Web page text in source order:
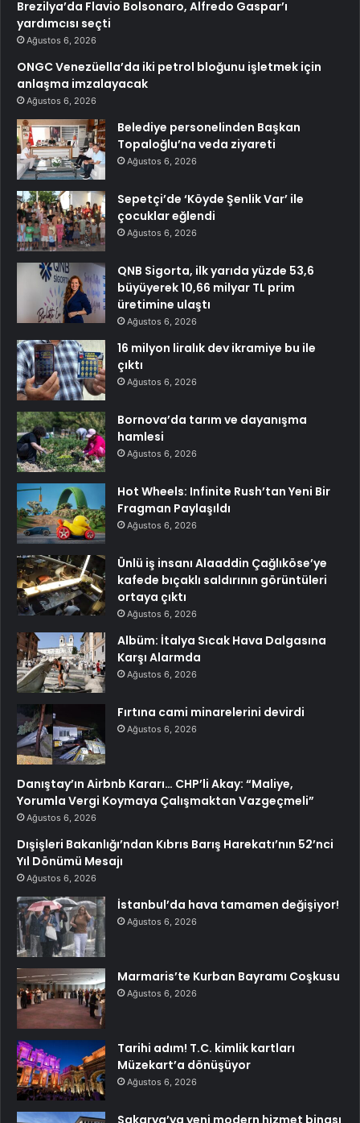
Brezilya’da Flavio Bolsonaro, Alfredo Gaspar’ı
yardımcısı seçti
Ağustos 6, 2026
ONGC Venezüella’da iki petrol bloğunu işletmek için
anlaşma imzalayacak
Ağustos 6, 2026
Belediye personelinden Başkan
Topaloğlu’na veda ziyareti
Ağustos 6, 2026
Sepetçi’de ‘Köyde Şenlik Var’ ile
çocuklar eğlendi
Ağustos 6, 2026
QNB Sigorta, ilk yarıda yüzde 53,6
büyüyerek 10,66 milyar TL prim
üretimine ulaştı
Ağustos 6, 2026
16 milyon liralık dev ikramiye bu ile
çıktı
Ağustos 6, 2026
Bornova’da tarım ve dayanışma
hamlesi
Ağustos 6, 2026
Hot Wheels: Infinite Rush’tan Yeni Bir
Fragman Paylaşıldı
Ağustos 6, 2026
Ünlü iş insanı Alaaddin Çağlıköse’ye
kafede bıçaklı saldırının görüntüleri
ortaya çıktı
Ağustos 6, 2026
Albüm: İtalya Sıcak Hava Dalgasına
Karşı Alarmda
Ağustos 6, 2026
Fırtına cami minarelerini devirdi
Ağustos 6, 2026
Danıştay’ın Airbnb Kararı… CHP’li Akay: “Maliye,
Yorumla Vergi Koymaya Çalışmaktan Vazgeçmeli”
Ağustos 6, 2026
Dışişleri Bakanlığı’ndan Kıbrıs Barış Harekatı’nın 52’nci
Yıl Dönümü Mesajı
Ağustos 6, 2026
İstanbul’da hava tamamen değişiyor!
Ağustos 6, 2026
Marmaris’te Kurban Bayramı Coşkusu
Ağustos 6, 2026
Tarihi adım! T.C. kimlik kartları
Müzekart’a dönüşüyor
Ağustos 6, 2026